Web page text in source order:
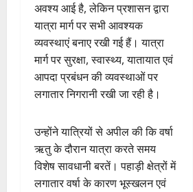
अवश्य आई है, लेकिन प्रशासन द्वारा
यात्रा मार्ग पर सभी आवश्यक
व्यवस्थाएं बनाए रखी गई हैं। यात्रा
मार्ग पर सुरक्षा, स्वास्थ्य, यातायात एवं
आपदा प्रबंधन की व्यवस्थाओं पर
लगातार निगरानी रखी जा रही है।
उन्होंने यात्रियों से अपील की कि वर्षा
ऋतु के दौरान यात्रा करते समय
विशेष सावधानी बरतें। पहाड़ी क्षेत्रों में
लगातार वर्षा के कारण भूस्खलन एवं